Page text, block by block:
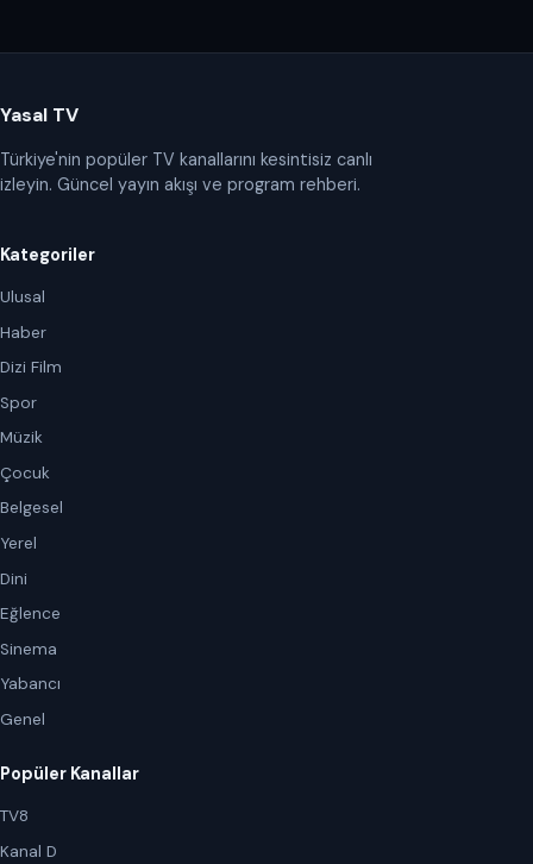
Yasal TV
Türkiye'nin popüler TV kanallarını kesintisiz canlı
izleyin. Güncel yayın akışı ve program rehberi.
Kategoriler
Ulusal
Haber
Dizi Film
Spor
Müzik
Çocuk
Belgesel
Yerel
Dini
Eğlence
Sinema
Yabancı
Genel
Popüler Kanallar
TV8
Kanal D